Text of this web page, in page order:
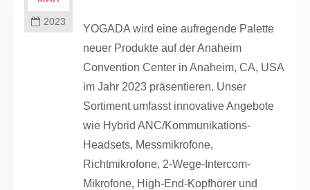
2023
YOGADA wird eine aufregende Palette
neuer Produkte auf der Anaheim
Convention Center in Anaheim, CA, USA
im Jahr 2023 präsentieren. Unser
Sortiment umfasst innovative Angebote
wie Hybrid ANC/Kommunikations-
Headsets, Messmikrofone,
Richtmikrofone, 2-Wege-Intercom-
Mikrofone, High-End-Kopfhörer und